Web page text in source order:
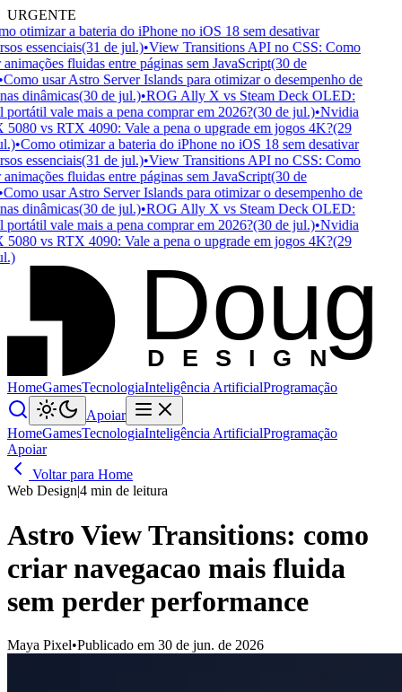
URGENTE
otimizar a bateria do iPhone no iOS 18 sem desativar
essenciais(31 de jul.)•View Transitions API no CSS: Como
fluidas entre páginas sem JavaScript(30 de
usar Astro Server Islands para otimizar o desempenho de
dinâmicas(30 de jul.)•ROG Ally X vs Steam Deck OLED:
vale mais a pena comprar em 2026?(30 de jul.)•Nvidia
vs RTX 4090: Vale a pena o upgrade em jogos 4K?(29
•Como otimizar a bateria do iPhone no iOS 18 sem desativar
essenciais(31 de jul.)•View Transitions API no CSS: Como
fluidas entre páginas sem JavaScript(30 de
usar Astro Server Islands para otimizar o desempenho de
dinâmicas(30 de jul.)•ROG Ally X vs Steam Deck OLED:
vale mais a pena comprar em 2026?(30 de jul.)•Nvidia
vs RTX 4090: Vale a pena o upgrade em jogos 4K?(29
D ESIGN
Doug
HomeGamesTecnologiaInteligência ArtificialProgramação
Apoiar
HomeGamesTecnologiaInteligência ArtificialProgramação
Apoiar
Voltar para Home
Web Design|4 min de leitura
Astro View Transitions: como
criar navegacao mais fluida
sem perder performance
Maya Pixel•Publicado em 30 de jun. de 2026